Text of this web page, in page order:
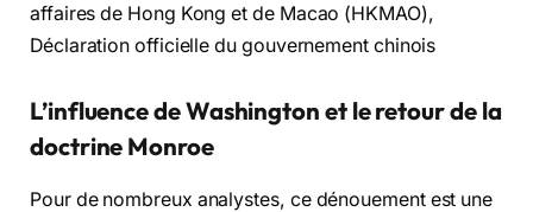
affaires de Hong Kong et de Macao (HKMAO),
Déclaration officielle du gouvernement chinois
L’influence de Washington et le retour de la
doctrine Monroe
Pour de nombreux analystes, ce dénouement est une